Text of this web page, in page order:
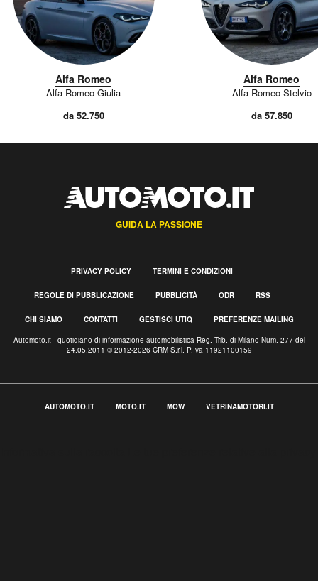
Alfa Romeo
Alfa Romeo Giulia
da 52.750
Alfa Romeo
Alfa Romeo Stelvio
da 57.850
GUIDA LA PASSIONE
PRIVACY POLICY TERMINI E CONDIZIONI
REGOLE DI PUBBLICAZIONE PUBBLICITÀ ODR RSS
CHI SIAMO CONTATTI GESTISCI UTIQ PREFERENZE MAILING
Automoto.it - quotidiano di informazione automobilistica Reg. Trib. di Milano Num. 277 del
24.05.2011 © 2012-2026 CRM S.r.l. P.Iva 11921100159
AUTOMOTO.IT MOTO.IT MOW VETRINAMOTORI.IT